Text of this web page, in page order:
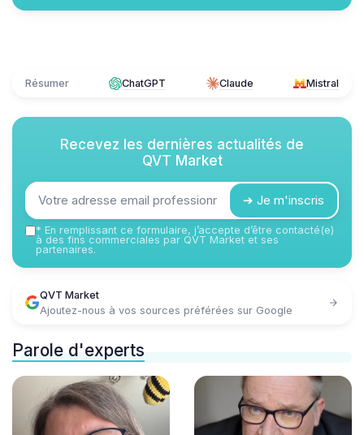
Résumer ChatGPT Claude Mistral
Recevez les dernières actualités de
QVT Market
➔ Je m'inscris
* En remplissant ce formulaire, j’accepte d’être contacté(e)
à des fins commerciales par QVT Market et ses
partenaires.
QVT Market
Ajoutez-nous à vos sources préférées sur Google
Parole d'experts